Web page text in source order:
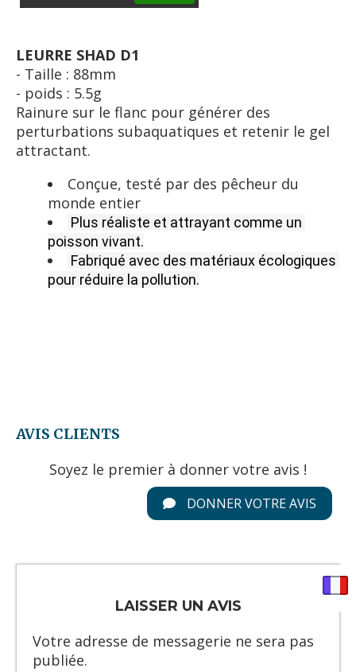
LEURRE SHAD D1
- Taille : 88mm
- poids : 5.5g
Rainure sur le flanc pour générer des
perturbations subaquatiques et retenir le gel
attractant.
Conçue, testé par des pêcheur du
monde entier
Plus réaliste et attrayant comme un
poisson vivant.
Fabriqué avec des matériaux écologiques
pour réduire la pollution.
AVIS CLIENTS
Soyez le premier à donner votre avis !
DONNER VOTRE AVIS
LAISSER UN AVIS
Votre adresse de messagerie ne sera pas
publiée.